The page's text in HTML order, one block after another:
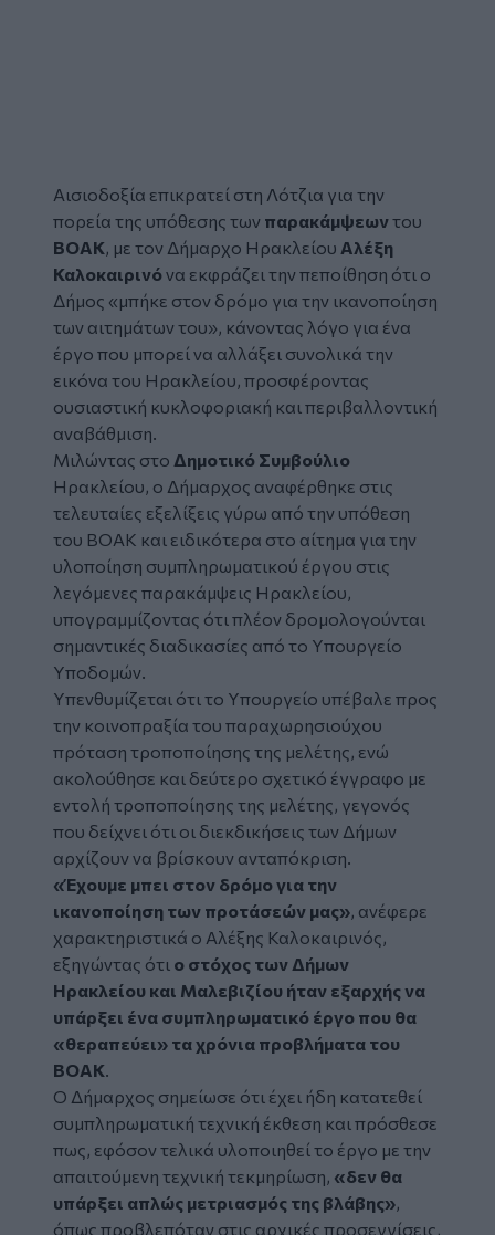
Αισιοδοξία επικρατεί στη Λότζια για την
πορεία της υπόθεσης των παρακάμψεωντου
ΒΟΑΚ, με τον Δήμαρχο Ηρακλείου Αλέξη
Καλοκαιρινόνα εκφράζει την πεποίθηση ότι ο
Δήμος «μπήκε στον δρόμο για την ικανοποίηση
των αιτημάτων του», κάνοντας λόγο για ένα
έργο που μπορεί να αλλάξει συνολικά την
εικόνα του Ηρακλείου, προσφέροντας
ουσιαστική κυκλοφοριακή και περιβαλλοντική
αναβάθμιση.
Μιλώντας στο Δημοτικό Συμβούλιο
Ηρακλείου, ο Δήμαρχος αναφέρθηκε στις
τελευταίες εξελίξεις γύρω από την υπόθεση
του ΒΟΑΚ και ειδικότερα στο αίτημα για την
υλοποίηση συμπληρωματικού έργου στις
λεγόμενες παρακάμψεις Ηρακλείου,
υπογραμμίζοντας ότι πλέον δρομολογούνται
σημαντικές διαδικασίες από το Υπουργείο
Υποδομών.
Υπενθυμίζεται ότι το Υπουργείο υπέβαλε προς
την κοινοπραξία του παραχωρησιούχου
πρόταση τροποποίησης της μελέτης, ενώ
ακολούθησε και δεύτερο σχετικό έγγραφο με
εντολή τροποποίησης της μελέτης, γεγονός
που δείχνει ότι οι διεκδικήσεις των Δήμων
αρχίζουν να βρίσκουν ανταπόκριση.
«Έχουμε μπει στον δρόμο για την
ικανοποίηση των προτάσεών μας», ανέφερε
χαρακτηριστικά ο Αλέξης Καλοκαιρινός,
εξηγώντας ότι ο στόχος των Δήμων
Ηρακλείου και Μαλεβιζίου ήταν εξαρχής να
υπάρξει ένα συμπληρωματικό έργο που θα
«θεραπεύει» τα χρόνια προβλήματα του
ΒΟΑΚ.
Ο Δήμαρχος σημείωσε ότι έχει ήδη κατατεθεί
συμπληρωματική τεχνική έκθεση και πρόσθεσε
πως, εφόσον τελικά υλοποιηθεί το έργο με την
απαιτούμενη τεχνική τεκμηρίωση, «δεν θα
υπάρξει απλώς μετριασμός της βλάβης»,
όπως προβλεπόταν στις αρχικές προσεγγίσεις,